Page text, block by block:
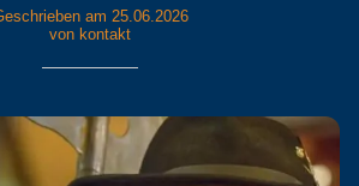
am 25.06.2026
von kontakt